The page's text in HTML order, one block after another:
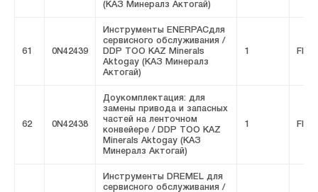
(КАЗ Минералз Актогай)
61 0N42439
Инструменты ENERPACдля
сервисного обслуживания /
DDP ТОО KAZ Minerals
Aktogay (КАЗ Минералз
Актогай)
1 FIVE
62 0N42438
Доукомплектация: для
замены привода и запасных
частей на ленточном
конвейере / DDP ТОО KAZ
Minerals Aktogay (КАЗ
Минералз Актогай)
1 FIVE
Инструменты DREMEL для
сервисного обслуживания /